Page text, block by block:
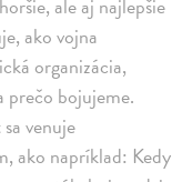
ale aj najlepšie
ako vojna
organizácia,
prečo bojujeme.
venuje
ako napríklad: Kedy